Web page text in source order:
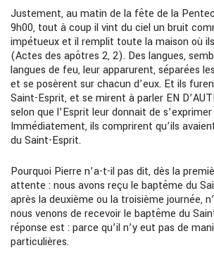
Justement, au matin de la fête de la
9h00, tout à coup il vint du ciel un bruit
impétueux et il remplit toute la maison où
(Actes des apôtres 2, 2). Des langues,
langues de feu, leur apparurent, séparées
et se posèrent sur chacun d’eux. Et ils
Saint-Esprit, et se mirent à parler EN
selon que l’Esprit leur donnait de
Immédiatement, ils comprirent qu’ils
du Saint-Esprit.
Pourquoi Pierre n’a-t-il pas dit, dès la
attente : nous avons reçu le baptême du
après la deuxième ou la troisième journée,
nous venons de recevoir le baptême du
réponse est : parce qu’il n’y eut pas de
particulières.